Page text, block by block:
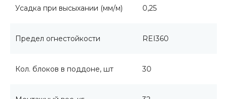
Усадка при высыхании (мм/м) 0,25
Предел огнестойкости REI360
Кол. блоков в поддоне, шт 30